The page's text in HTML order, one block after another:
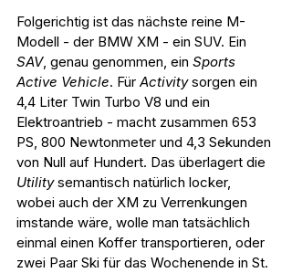
Folgerichtig ist das nächste reine M-
Modell - der BMW XM - ein SUV. Ein
SAV, genau genommen, ein Sports
Active Vehicle. Für Activity sorgen ein
4,4 Liter Twin Turbo V8 und ein
Elektroantrieb - macht zusammen 653
PS, 800 Newtonmeter und 4,3 Sekunden
von Null auf Hundert. Das überlagert die
Utility semantisch natürlich locker,
wobei auch der XM zu Verrenkungen
imstande wäre, wolle man tatsächlich
einmal einen Koffer transportieren, oder
zwei Paar Ski für das Wochenende in St.